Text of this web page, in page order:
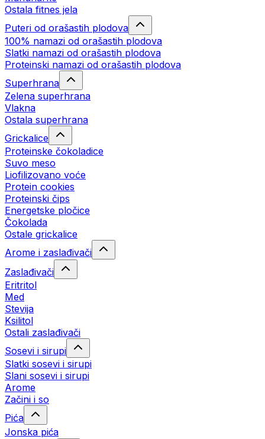
Ostala fitnes jela
Puteri od orašastih plodova
100% namazi od orašastih plodova
Slatki namazi od orašastih plodova
Proteinski namazi od orašastih plodova
Superhrana
Zelena superhrana
Vlakna
Ostala superhrana
Grickalice
Proteinske čokoladice
Suvo meso
Liofilizovano voće
Protein cookies
Proteinski čips
Energetske pločice
Čokolada
Ostale grickalice
Arome i zaslađivači
Zaslađivači
Eritritol
Med
Stevija
Ksilitol
Ostali zaslađivači
Sosevi i sirupi
Slatki sosevi i sirupi
Slani sosevi i sirupi
Arome
Začini i so
Pića
Jonska pića